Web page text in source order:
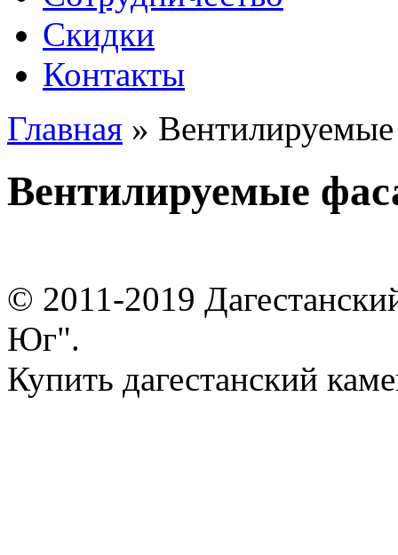
Скидки
Контакты
Вы здесь
Главная »
Вентилируемые
© 2011-2019
Юг".
Купить дагестанский